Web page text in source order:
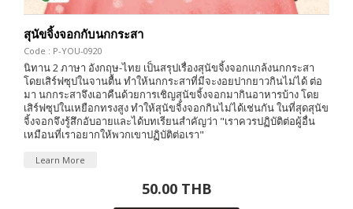
สุนัขจิ้งจอกกับนกกระสา
Code : P-YOU-0920
นิทาน 2 ภาษา อังกฤษ-ไทย เป็นสรุปเรื่องสุนัขจิ้งจอกแกล้งนกกระสา
โดยเสิร์ฟซุปในจานตื้น ทำให้นกกระสาที่มีจะงอยปากยาวกินไม่ได้ ต่อ
มา นกกระสาจึงเอาคืนด้วยการเชิญสุนัขจิ้งจอกมากินอาหารบ้าง โดย
เสิร์ฟซุปในเหยือกทรงสูง ทำให้สุนัขจิ้งจอกกินไม่ได้เช่นกัน ในที่สุดสุนัข
จิ้งจอกจึงรู้สึกอับอายและได้บทเรียนสำคัญว่า "เราควรปฏิบัติต่อผู้อื่น
เหมือนที่เราอยากให้พวกเขาปฏิบัติต่อเรา"
Learn More
50.00 THB